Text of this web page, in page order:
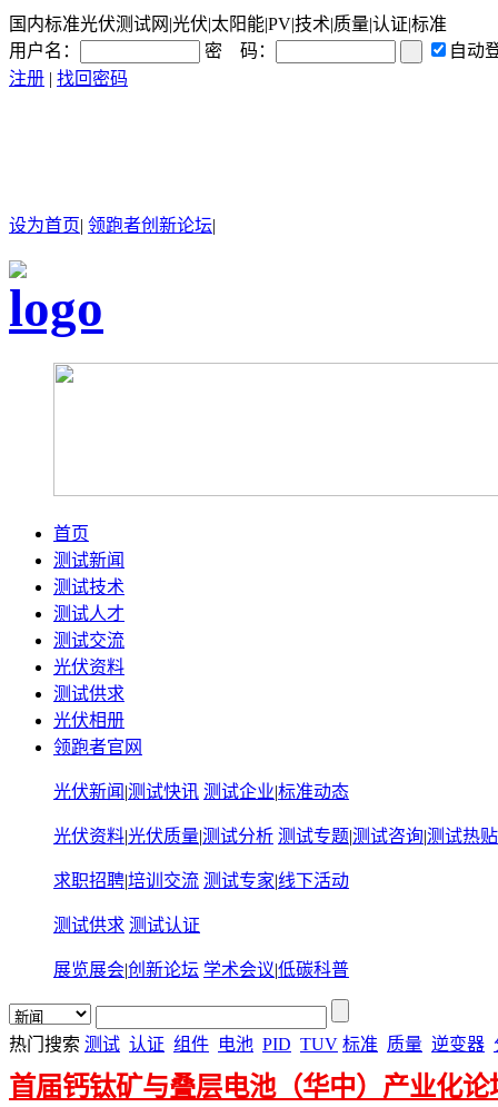
国内标准光伏测试网|光伏|太阳能|PV|技术|质量|认证|标准
用户名：
密 码：
自动
注册 | 找回密码
设为首页| 领跑者创新论坛|
首页
测试新闻
测试技术
测试人才
测试交流
光伏资料
测试供求
光伏相册
领跑者官网
光伏新闻 |测试快讯 测试企业|标准动态
光伏资料|光伏质量|测试分析 测试专题|测试咨询|测试热贴
求职招聘|培训交流 测试专家|线下活动
测试供求 测试认证
展览展会|创新论坛 学术会议|低碳科普
热门搜索 测试 认证 组件 电池 PID TUV 标准 质量 逆变器
首届钙钛矿与叠层电池（华中）产业化论